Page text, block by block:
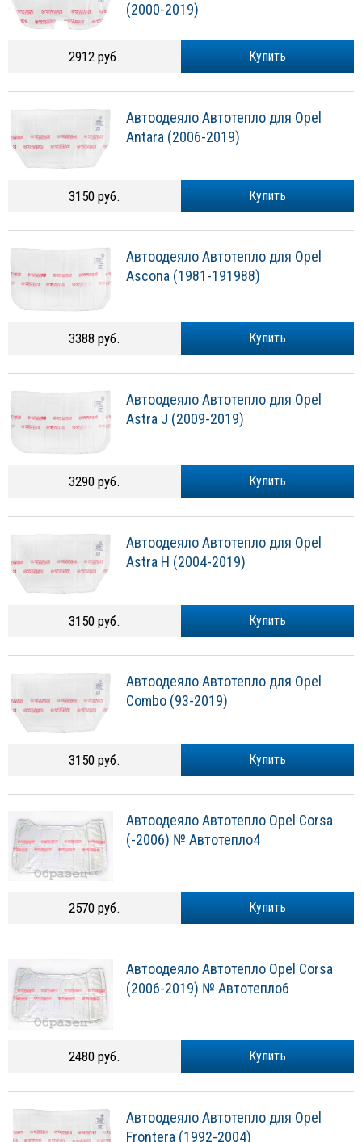
(2000-2019)
Купить
2912 руб.
Автоодеяло Автотепло для Opel
Antara (2006-2019)
Купить
3150 руб.
Автоодеяло Автотепло для Opel
Ascona (1981-191988)
Купить
3388 руб.
Автоодеяло Автотепло для Opel
Astra J (2009-2019)
Купить
3290 руб.
Автоодеяло Автотепло для Opel
Astra H (2004-2019)
Купить
3150 руб.
Автоодеяло Автотепло для Opel
Combo (93-2019)
Купить
3150 руб.
Автоодеяло Автотепло Opel Corsa
(-2006) № Автотепло4
Купить
2570 руб.
Автоодеяло Автотепло Opel Corsa
(2006-2019) № Автотепло6
Купить
2480 руб.
Автоодеяло Автотепло для Opel
Frontera (1992-2004)